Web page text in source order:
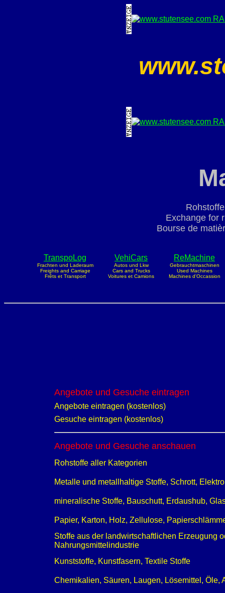
Exchange for
Bourse de
TranspoLog
Frachten und Laderaum
Freights and Carriage
Frêts et Transport
VehiCars
Autos und Lkw
Cars and Trucks
Voitures et Camions
ReMachine
Gebrauchtmaschinen
Used Machines
Machines d'Occassion
Angebote und Gesuche eintragen
Angebote eintragen (kostenlos)
Gesuche eintragen (kostenlos)
Angebote und Gesuche anschauen
Rohstoffe aller Kategorien
Metalle und metallhaltige Stoffe, Schrott,
mineralische Stoffe, Bauschutt, Erdaushub,
Papier, Karton, Holz, Zellulose,
Stoffe aus der landwirtschaftlichen Erzeugung
Nahrungsmittelindustrie
Kunststoffe, Kunstfasern, Textile Stoffe
Chemikalien, Säuren, Laugen, Lösemittel, Öle,